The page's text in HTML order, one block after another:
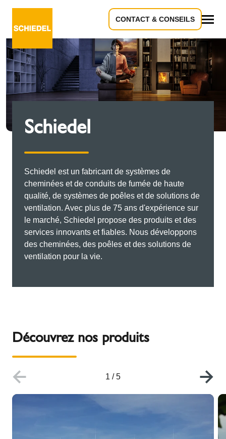
CONTACT & CONSEILS
Téléchargements
Schiedel
Schiedel est un fabricant de systèmes de
cheminées et de conduits de fumée de haute
qualité, de systèmes de poêles et de solutions de
ventilation. Avec plus de 75 ans d'expérience sur
le marché, Schiedel propose des produits et des
services innovants et fiables. Nous développons
des cheminées, des poêles et des solutions de
ventilation pour la vie.
Découvrez nos produits
1 /5